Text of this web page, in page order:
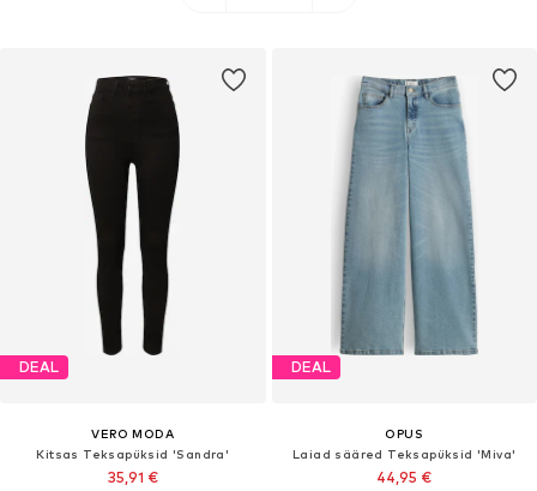
DEAL
VERO MODA
Kitsas Teksapüksid 'Sandra'
35,91 €
DEAL
OPUS
Laiad sääred Teksapüksid 'Miva'
44,95 €